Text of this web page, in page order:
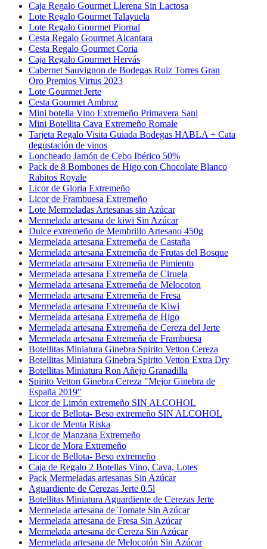
Caja Regalo Gourmet Llerena Sin Lactosa
Lote Regalo Gourmet Talayuela
Lote Regalo Gourmet Piornal
Cesta Regalo Gourmet Alcantara
Cesta Regalo Gourmet Coria
Caja Regalo Gourmet Hervás
Cabernet Sauvignon de Bodegas Ruiz Torres Gran
Oro Premios Virtus 2023
Lote Gourmet Jerte
Cesta Gourmet Ambroz
Mini botella Vino Extremeño Primavera Sani
Mini Botellita Cava Extremeño Romale
Tarjeta Regalo Visita Guiada Bodegas HABLA + Cata
degustación de vinos
Loncheado Jamón de Cebo Ibérico 50%
Pack de 8 Bombones de Higo con Chocolate Blanco
Rabitos Royale
Licor de Gloria Extremeño
Licor de Frambuesa Extremeño
Lote Mermeladas Artesanas sin Azúcar
Mermelada artesana de kiwi Sin Azúcar
Dulce extremeño de Membrillo Artesano 450g
Mermelada artesana Extremeña de Castaña
Mermelada artesana Extremeña de Frutas del Bosque
Mermelada artesana Extremeña de Pimiento
Mermelada artesana Extremeña de Ciruela
Mermelada artesana Extremeña de Melocoton
Mermelada artesana Extremeña de Fresa
Mermelada artesana Extremeña de Kiwi
Mermelada artesana Extremeña de Higo
Mermelada artesana Extremeña de Cereza del Jerte
Mermelada artesana Extremeña de Frambuesa
Botellitas Miniatura Ginebra Spirito Vetton Cereza
Botellitas Miniatura Ginebra Spirito Vetton Extra Dry
Botellitas Miniatura Ron Añejo Granadilla
Spirito Vetton Ginebra Cereza "Mejor Ginebra de
España 2019"
Licor de Limón extremeño SIN ALCOHOL
Licor de Bellota- Beso extremeño SIN ALCOHOL
Licor de Menta Riska
Licor de Manzana Extremeño
Licor de Mora Extremeño
Licor de Bellota- Beso extremeño
Caja de Regalo 2 Botellas Vino, Cava, Lotes
Pack Mermeladas artesanas Sin Azúcar
Aguardiente de Cerezas Jerte 0.5l
Botellitas Miniatura Aguardiente de Cerezas Jerte
Mermelada artesana de Tomate Sin Azúcar
Mermelada artesana de Fresa Sin Azúcar
Mermelada artesana de Cereza Sin Azúcar
Mermelada artesana de Melocotón Sin Azúcar